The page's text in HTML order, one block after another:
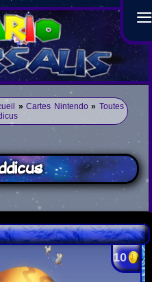
≡
» Cartes Nintendo » Toutes
10